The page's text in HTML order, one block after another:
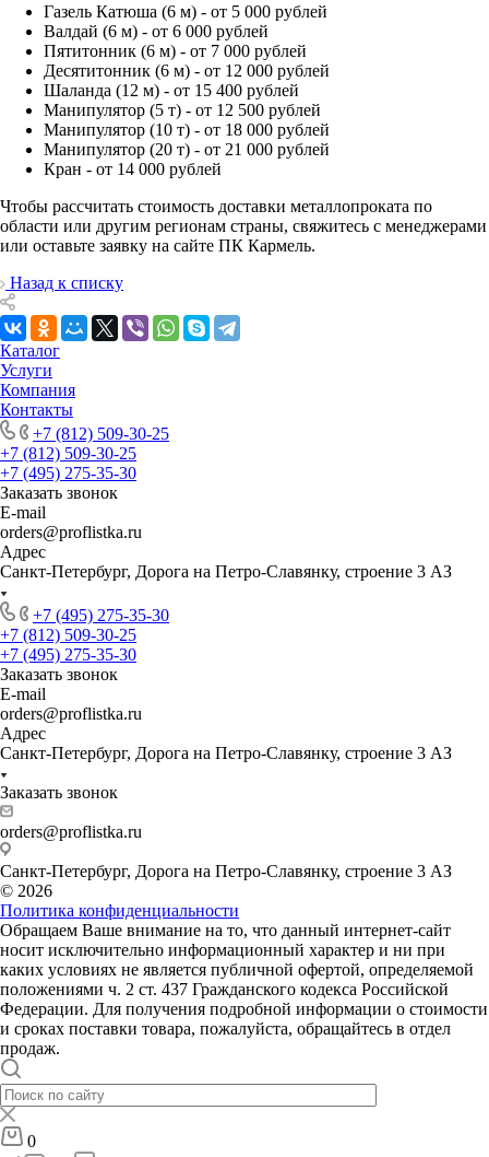
Газель Катюша (6 м) - от 5 000 рублей
Валдай (6 м) - от 6 000 рублей
Пятитонник (6 м) - от 7 000 рублей
Десятитонник (6 м) - от 12 000 рублей
Шаланда (12 м) - от 15 400 рублей
Манипулятор (5 т) - от 12 500 рублей
Манипулятор (10 т) - от 18 000 рублей
Манипулятор (20 т) - от 21 000 рублей
Кран - от 14 000 рублей
Чтобы рассчитать стоимость доставки металлопроката по
области или другим регионам страны, свяжитесь с менеджерами
или оставьте заявку на сайте ПК Кармель.
Назад к списку
Каталог
Услуги
Компания
Контакты
+7 (812) 509-30-25
+7 (812) 509-30-25
+7 (495) 275-35-30
Заказать звонок
E-mail
orders@proflistka.ru
Адрес
Санкт-Петербург, Дорога на Петро-Славянку, строение 3 АЗ
+7 (495) 275-35-30
+7 (812) 509-30-25
+7 (495) 275-35-30
Заказать звонок
E-mail
orders@proflistka.ru
Адрес
Санкт-Петербург, Дорога на Петро-Славянку, строение 3 АЗ
Заказать звонок
orders@proflistka.ru
Санкт-Петербург, Дорога на Петро-Славянку, строение 3 АЗ
© 2026
Политика конфиденциальности
Обращаем Ваше внимание на то, что данный интернет-сайт
носит исключительно информационный характер и ни при
каких условиях не является публичной офертой, определяемой
положениями ч. 2 ст. 437 Гражданского кодекса Российской
Федерации. Для получения подробной информации о стоимости
и сроках поставки товара, пожалуйста, обращайтесь в отдел
продаж.
0